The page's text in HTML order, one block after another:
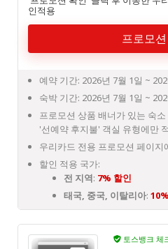
인적용
프로모
예약 기간: 2026년 7월 1일 ~
숙박 기간: 2026년 7월 1일 ~
프로모션 상품 배너가 있는 숙
'선예약 후지불' 객실 유형에만
우리카드 전용 프로모션 페이
할인 적용 국가:
전 지역: 7% 할인
태국, 중국, 이탈리아:
토스뱅크 체